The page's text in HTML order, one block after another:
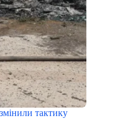
тактику